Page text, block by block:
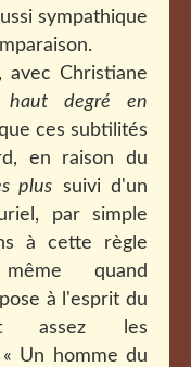
sympathique
avec Christiane
haut degré en
ces subtilités
en raison du
plus suivi d'un
par simple
à cette règle
quand
à l'esprit du
assez les
Un homme du